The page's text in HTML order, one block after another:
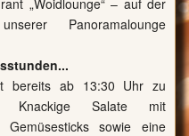
Panoramalounge
bereits ab 13:30 Uhr zu
Knackige Salate mit
Gemüsesticks sowie eine